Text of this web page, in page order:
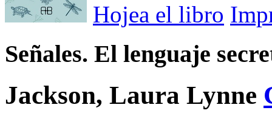
Hojea el libro
Señales. El lenguaje
Jackson, Laura Lynne